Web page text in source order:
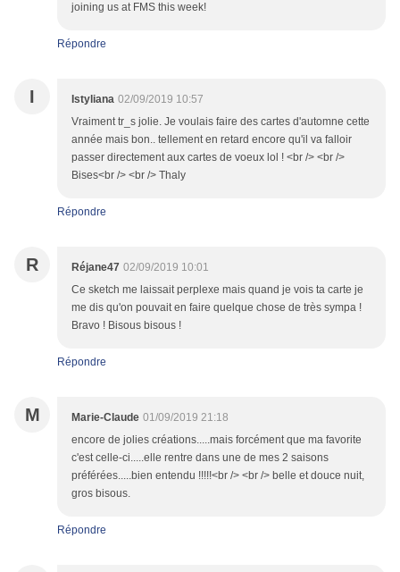
joining us at FMS this week!
Répondre
I Istyliana 02/09/2019 10:57
Vraiment tr_s jolie. Je voulais faire des cartes d'automne cette
année mais bon.. tellement en retard encore qu'il va falloir
passer directement aux cartes de voeux lol ! <br /> <br />
Bises<br /> <br /> Thaly
Répondre
R Réjane47 02/09/2019 10:01
Ce sketch me laissait perplexe mais quand je vois ta carte je
me dis qu'on pouvait en faire quelque chose de très sympa !
Bravo ! Bisous bisous !
Répondre
M Marie-Claude 01/09/2019 21:18
encore de jolies créations.....mais forcément que ma favorite
c'est celle-ci.....elle rentre dans une de mes 2 saisons
préférées.....bien entendu !!!!!<br /> <br /> belle et douce nuit,
gros bisous.
Répondre